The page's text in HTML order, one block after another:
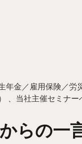
年金／雇用保険／
、当社主催セミナー
らの一